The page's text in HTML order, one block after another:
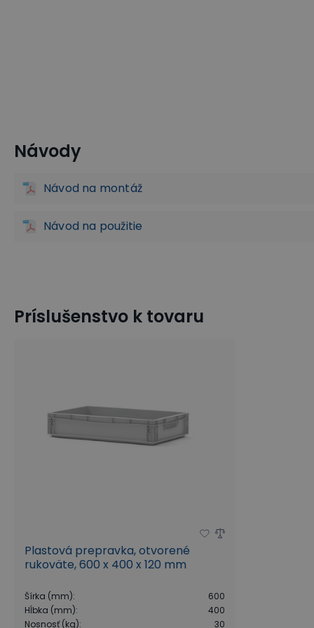
Policové vozíky na euro prepravky
Návody
Návod na montáž
Návod na použitie
Príslušenstvo k tovaru
Plastová prepravka, otvorené
rukoväte, 600 x 400 x 120 mm
Šírka (mm):
600
Hĺbka (mm):
400
Nosnosť (kg): 30